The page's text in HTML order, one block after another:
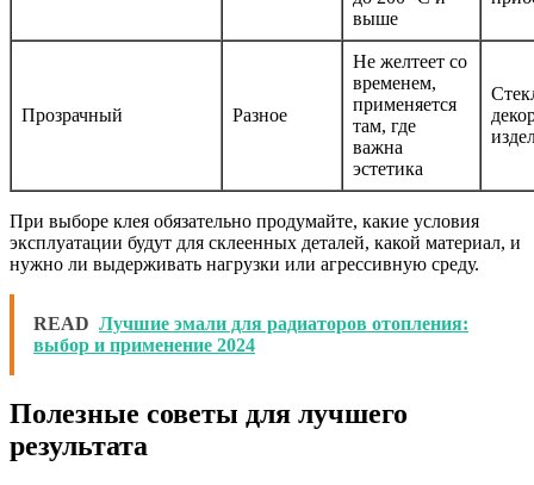
выше
Прозрачный Разное
Не желтеет со
временем,
применяется
там, где
важна
эстетика
При выборе клея обязательно продумайте, какие условия
эксплуатации будут для склеенных деталей, какой материал, и
нужно ли выдерживать нагрузки или агрессивную среду.
READ Лучшие эмали для радиаторов отопления:
выбор и применение 2024
Полезные советы для лучшего
результата